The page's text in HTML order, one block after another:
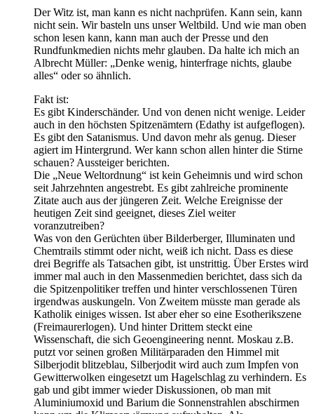
Der Witz ist, man kann es nicht nachprüfen. Kann sein, kann
nicht sein. Wir basteln uns unser Weltbild. Und wie man oben
schon lesen kann, kann man auch der Presse und den
Rundfunkmedien nichts mehr glauben. Da halte ich mich an
Albrecht Müller: „Denke wenig, hinterfrage nichts, glaube
alles“ oder so ähnlich.
Fakt ist:
Es gibt Kinderschänder. Und von denen nicht wenige. Leider
auch in den höchsten Spitzenämtern (Edathy ist aufgeflogen).
Es gibt den Satanismus. Und davon mehr als genug. Dieser
agiert im Hintergrund. Wer kann schon allen hinter die Stirne
schauen? Aussteiger berichten.
Die „Neue Weltordnung“ ist kein Geheimnis und wird schon
seit Jahrzehnten angestrebt. Es gibt zahlreiche prominente
Zitate auch aus der jüngeren Zeit. Welche Ereignisse der
heutigen Zeit sind geeignet, dieses Ziel weiter
voranzutreiben?
Was von den Gerüchten über Bilderberger, Illuminaten und
Chemtrails stimmt oder nicht, weiß ich nicht. Dass es diese
drei Begriffe als Tatsachen gibt, ist unstrittig. Über Erstes wird
immer mal auch in den Massenmedien berichtet, dass sich da
die Spitzenpolitiker treffen und hinter verschlossenen Türen
irgendwas auskungeln. Von Zweitem müsste man gerade als
Katholik einiges wissen. Ist aber eher so eine Esotherikszene
(Freimaurerlogen). Und hinter Drittem steckt eine
Wissenschaft, die sich Geoengineering nennt. Moskau z.B.
putzt vor seinen großen Militärparaden den Himmel mit
Silberjodit blitzeblau, Silberjodit wird auch zum Impfen von
Gewitterwolken eingesetzt um Hagelschlag zu verhindern. Es
gab und gibt immer wieder Diskussionen, ob man mit
Aluminiumoxid und Barium die Sonnenstrahlen abschirmen